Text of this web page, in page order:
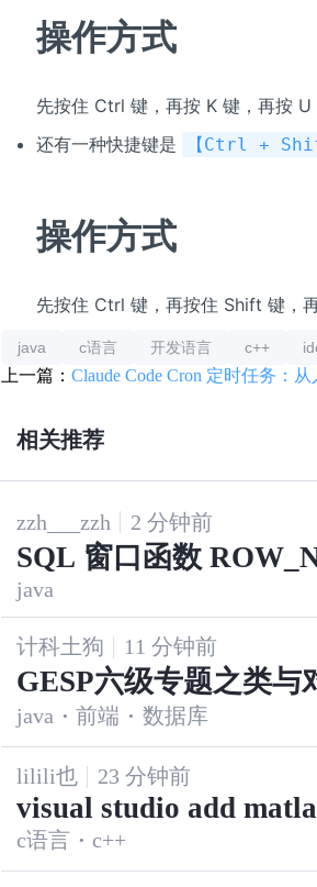
操作方式
先按住 Ctrl 键，再按 K 键，再按 U
还有一种快捷键是
【Ctrl +
操作方式
先按住 Ctrl 键，再按住 Shift 键，
java c语言 开发语言 c++
上一篇：Claude Code Cron 定时任务：
相关推荐
zzh___zzh 2 分钟前
SQL 窗口函数
E_RANK 常用方法笔记
java
计科土狗 11 分钟前
GESP六级专题之类与
java · 前端 · 数据库
lilili也 23 分钟前
visual studio add
c语言 · c++